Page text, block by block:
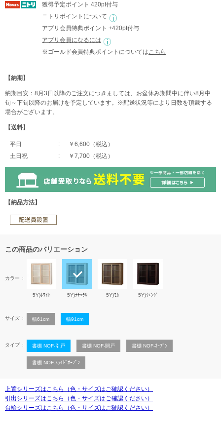
獲得予定ポイント 420pt付与
ニトリポイントについて
アプリ会員特典ポイント +420pt付与
アプリ会員になるには
※ゴールド会員特典ポイントについては こちら
【納期】
納期目安：8月3日以降のご注文につきましては、お盆休み期間中に伴い8月中
旬～下旬以降のお届けを予定しています。※配送状況等により日数を頂戴する
場合がございます。
【送料】
平日
￥6,600（税込）
土日祝
￥7,700（税込）
【納品方法】
この商品のバリエーション
カラー
5Y)ﾎﾜｲﾄ 5Y)ﾅﾁｭﾗﾙ 5Y)ﾓｶ 5Y)ｳｴﾝｼﾞ
サイズ 幅61cm 幅91cm
タイプ 書棚 NOF-引戸 書棚 NOF-開戸 書棚 NOF-ｵｰﾌﾟﾝ
書棚 NOF-ｽﾗｲﾄﾞｵｰﾌﾟﾝ
上置シリーズはこちら（色・サイズはご確認ください）
引出シリーズはこちら（色・サイズはご確認ください）
台輪シリーズはこちら（色・サイズはご確認ください）